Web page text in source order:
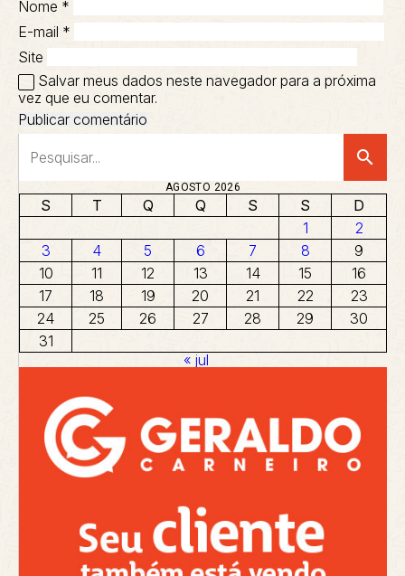
Nome *
E-mail *
Site
Salvar meus dados neste navegador para a próxima
vez que eu comentar.
search
AGOSTO 2026
S T Q Q S S
D
1
2
3
4 5 6 7 8
9
10
11 12 13 14 15
16
17
18 19 20 21 22
23
24
25 26 27 28 29
30
31
« jul